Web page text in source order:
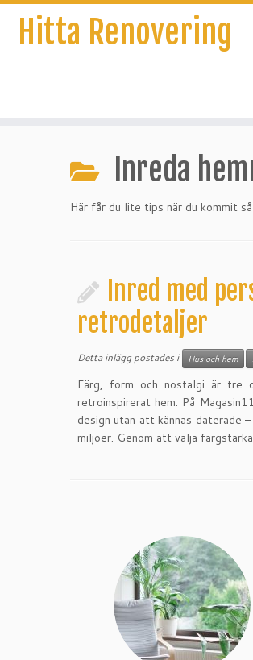
Hitta Renovering
Inreda
Här får du lite tips när du kommit
Inred med
retrodetaljer
Detta inlägg postades i Hus och hem
Färg, form och nostalgi är tre
retroinspirerat hem. På
design utan att kännas daterade
miljöer. Genom att välja